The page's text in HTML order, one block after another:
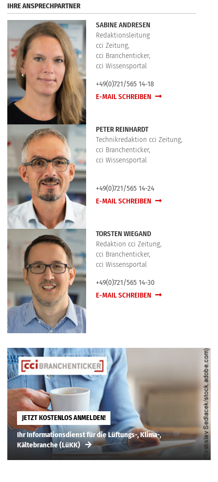
IHRE ANSPRECHPARTNER
SABINE ANDRESEN
Redaktionsleitung
cci Zeitung,
cci Branchenticker,
cci Wissensportal
+49(0)721/565 14-18
E-MAIL SCHREIBEN
PETER REINHARDT
Technikredaktion cci Zeitung,
cci Branchenticker,
cci Wissensportal
+49(0)721/565 14-24
E-MAIL SCHREIBEN
TORSTEN WIEGAND
Redaktion cci Zeitung,
cci Branchenticker,
cci Wissensportal
+49(0)721/565 14-30
E-MAIL SCHREIBEN
JETZT KOSTENLOS ANMELDEN!
Ihr Informationsdienst für die Lüftungs-, Klima-,
Kältebranche (LüKK)